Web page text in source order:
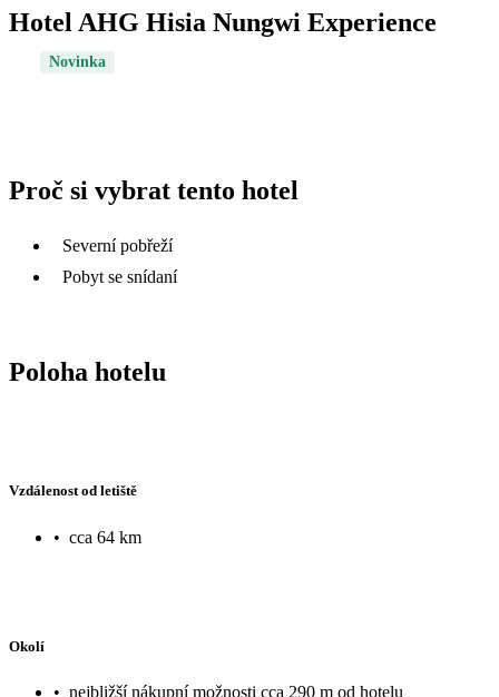
Hotel AHG Hisia Nungwi Experience
Novinka
Proč si vybrat tento hotel
Severní pobřeží
Pobyt se snídaní
Poloha hotelu
Vzdálenost od letiště
• cca 64 km
Okolí
• nejbližší nákupní možnosti cca 290 m od hotelu